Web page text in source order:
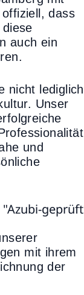
dass
auch ein
nicht lediglich
Unser
und
mit ihrem
der